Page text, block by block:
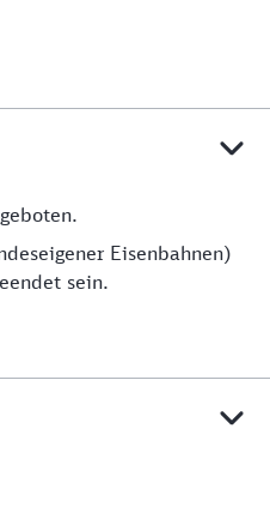
Eisenbahnen)
sein.